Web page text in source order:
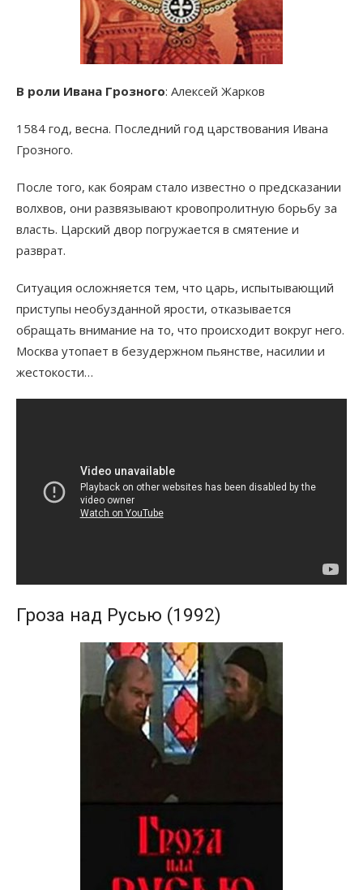
В роли Ивана Грозного: Алексей Жарков
1584 год, весна. Последний год царствования Ивана
Грозного.
После того, как боярам стало известно о предсказании
волхвов, они развязывают кровопролитную борьбу за
власть. Царский двор погружается в смятение и
разврат.
Ситуация осложняется тем, что царь, испытывающий
приступы необузданной ярости, отказывается
обращать внимание на то, что происходит вокруг него.
Москва утопает в безудержном пьянстве, насилии и
жестокости…
Гроза над Русью (1992)